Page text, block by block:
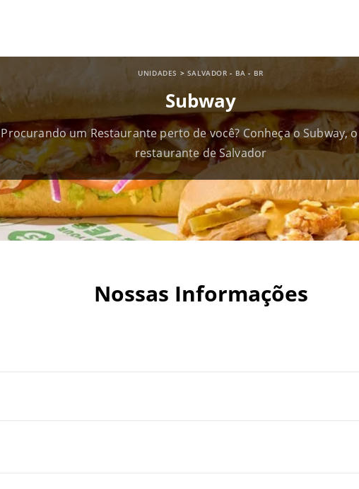
UNIDADES > SALVADOR - BA - BR
Subway
Procurando um Restaurante perto de você? Conheça o Subway,
restaurante de Salvador
Nossas Informações